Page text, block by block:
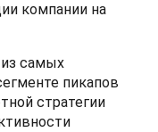
T8 PRO Пикап
759 000 ₽*
компании на
из самых
пикапов
стратегии